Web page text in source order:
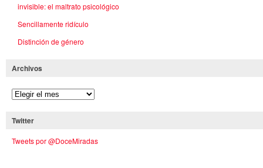
invisible: el maltrato psicológico
Sencillamente ridículo
Distinción de género
Archivos
Twitter
Tweets por @DoceMiradas